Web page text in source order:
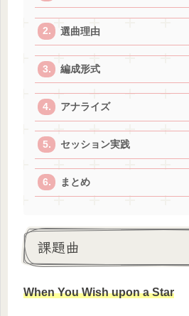
選曲理由
編成形式
アナライズ
セッション実践
まとめ
課題曲
When You Wish upon a Star